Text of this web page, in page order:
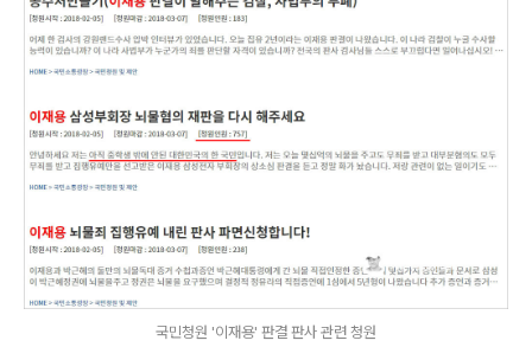
국민청원 '이재용' 판결 판사 관련 청원